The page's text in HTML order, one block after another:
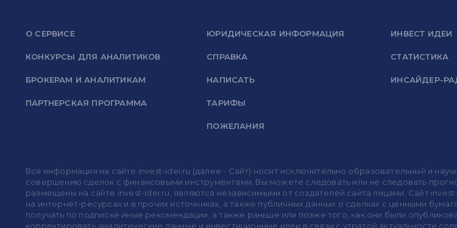
О СЕРВИСЕ
КОНКУРСЫ ДЛЯ АНАЛИТИКОВ
БРОКЕРАМ И АНАЛИТИКАМ
ПАРТНЕРСКАЯ ПРОГРАММА
ЮРИДИЧЕСКАЯ ИНФОРМАЦИЯ
СПРАВКА
НАПИСАТЬ
ТАРИФЫ
ПОЖЕЛАНИЯ
ИНВЕСТ ИДЕИ
СТАТИСТИКА
ИНСАЙДЕР-
Вся информация на сайте invest-idei.ru (далее - Сайт) носит исключительно образовательный и
совершению сделок с финансовыми инструментами. Вы можете следовать или не следовать
размещены на сайте invest-idei.ru, являются независимыми от создателей сайта лицами. Сайт
на интернет-ресурсах и в прочих источниках, а также публичных данных о сделках с ценными
получать по подписке иные рекомендации, а также раньше или позже того, как они были
корректировать аналитические данные и инвестиционные идеи в связи с утратой актуальности